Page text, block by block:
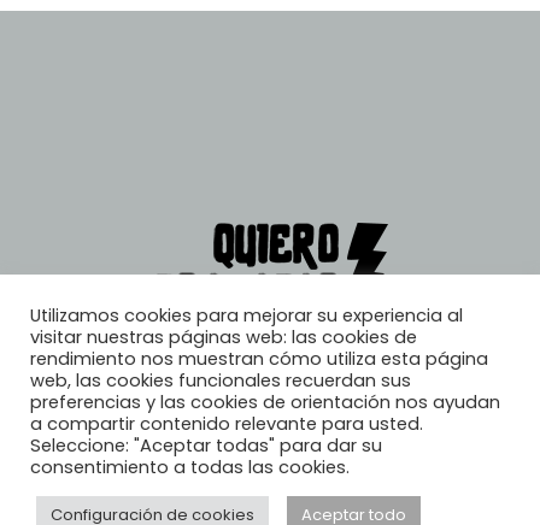
© 2026, Quiero Trabajar
Utilizamos cookies para mejorar su experiencia al
visitar nuestras páginas web: las cookies de
rendimiento nos muestran cómo utiliza esta página
web, las cookies funcionales recuerdan sus
preferencias y las cookies de orientación nos ayudan
a compartir contenido relevante para usted.
Seleccione: "Aceptar todas" para dar su
consentimiento a todas las cookies.
Configuración de cookies Aceptar todo